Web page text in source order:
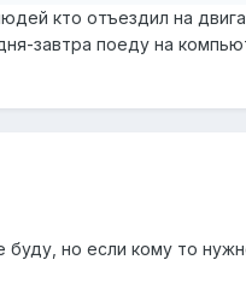
кто отъездил на
завтра поеду на
но если кому то